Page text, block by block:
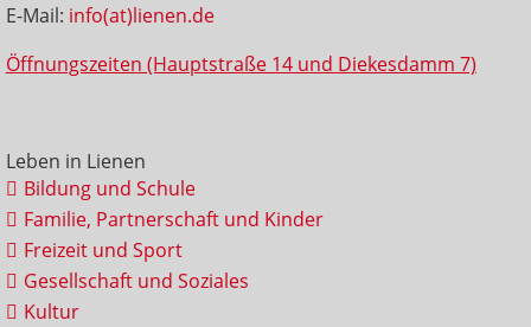
E-Mail: info(at)lienen.de
Öffnungszeiten (Hauptstraße 14 und Diekesdamm 7)
Leben in Lienen
Bildung und Schule
Familie, Partnerschaft und Kinder
Freizeit und Sport
Gesellschaft und Soziales
Kultur